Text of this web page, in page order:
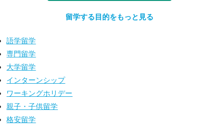
留学する目的をもっと見る
語学留学
専門留学
大学留学
インターンシップ
ワーキングホリデー
親子・子供留学
格安留学